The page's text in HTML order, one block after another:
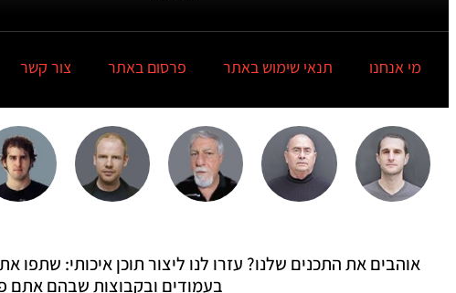
מי אנחנו תנאי שימוש באתר פרסום באתר צור קשר
אוהבים את התכנים שלנו? עזרו לנו ליצור תוכן איכותי:
בעמודים ובקבוצות שבהם אתם